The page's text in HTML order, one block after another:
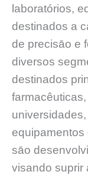
laboratórios,
destinados a
de precisāo e
diversos
destinados
equipamentos
sāo
visando suprir